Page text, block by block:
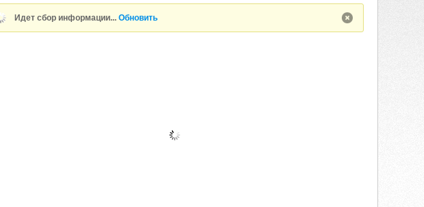
Идет сбор информации...Обновить